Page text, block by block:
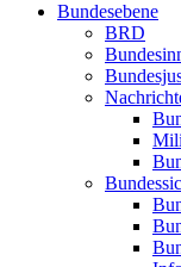
Bundesebene
BRD